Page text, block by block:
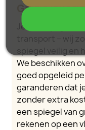
Gratis
Je hoeft je geen
transport – wij
spiegel veilig en
We beschikken
goed opgeleid
garanderen dat
zonder extra
een spiegel van
rekenen op een